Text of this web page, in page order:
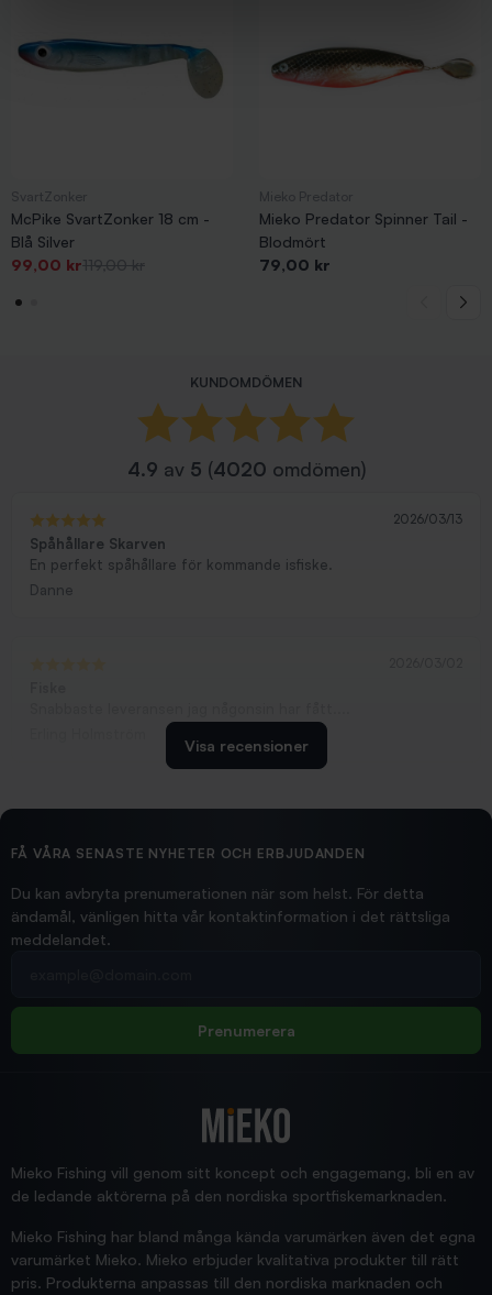
McPike SvartZonker 18 cm -
Blå Silver
Pris
99,00 kr
-20,00 kr
Pris
Mieko Predator Spinner Tail -
Blodmört
Pris
79,00 kr
KUNDOMDÖMEN
4.9 av 5 (4020 omdömen)
2026/03/13
Spåhållare Skarven
En perfekt spåhållare för kommande isfiske.
Danne
2026/02/19
Hittade exakt vad jag behövde. Snabb och bra...
Jensa
Visa recensioner
FÅ VÅRA SENASTE NYHETER OCH ERBJUDANDEN
Du kan avbryta prenumerationen när som helst. För detta
ändamål, vänligen hitta vår kontaktinformation i det rättsliga
meddelandet.
Prenumerera
Mieko Fishing vill genom sitt koncept och engagemang, bli en av
de ledande aktörerna på den nordiska sportfiskemarknaden.
Mieko Fishing har bland många kända varumärken även det egna
varumärket Mieko. Mieko erbjuder kvalitativa produkter till rätt
pris. Produkterna anpassas till den nordiska marknaden och